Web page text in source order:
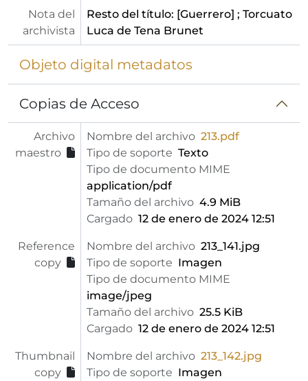
Nota del
archivista
Resto del título: [Guerrero] ; Torcuato
Luca de Tena Brunet
Objeto digital metadatos
Copias de Acceso
Archivo
maestro
Nombre del archivo 213.pdf
Tipo de soporte Texto
Tipo de documento MIME
application/pdf
Tamaño del archivo 4.9 MiB
Cargado 12 de enero de 2024 12:51
Reference
copy
Nombre del archivo 213_141.jpg
Tipo de soporte Imagen
Tipo de documento MIME
image/jpeg
Tamaño del archivo 25.5 KiB
Cargado 12 de enero de 2024 12:51
Thumbnail
copy
Nombre del archivo 213_142.jpg
Tipo de soporte Imagen